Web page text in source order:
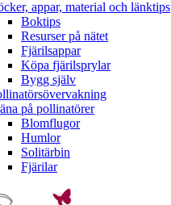
appar, material och länktips
Boktips
Resurser på nätet
Fjärilsappar
Köpa fjärilsprylar
Bygg själv
på pollinatörer
Blomflugor
Humlor
Solitärbin
Fjärilar